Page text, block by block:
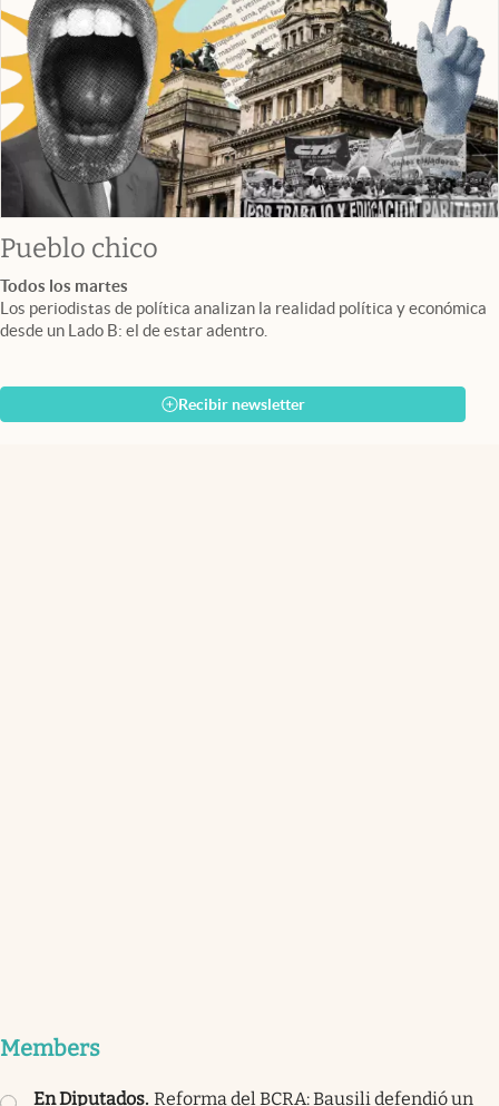
Pueblo chico
Todos los martes
Los periodistas de política analizan la realidad política y económica
desde un Lado B: el de estar adentro.
Recibir newsletter
Members
En Diputados. Reforma del BCRA: Bausili defendió un